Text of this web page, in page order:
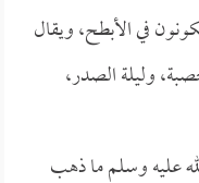
في الأبطح، ويقال
وليلة الصدر،
عليه وسلم ما ذهب